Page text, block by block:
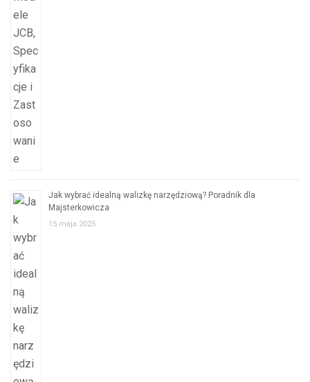
Jak wybrać idealną walizkę narzędziową? Poradnik dla
Majsterkowicza
15 maja 2025